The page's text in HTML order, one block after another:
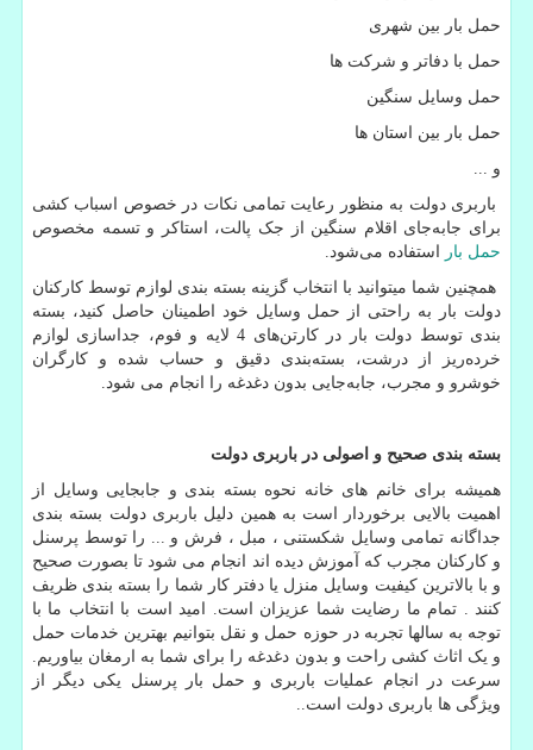
حمل بار بین شهری
حمل با دفاتر و شرکت ها
حمل وسایل سنگین
حمل بار بین استان ها
و
باربری دولت به منظور رعایت تمامی نکات در خصوص اسباب کشی
برای جابه‌جای اقلام سنگین از جک پالت، استاکر و تسمه مخصوص
حمل بار
استفاده می‌شود
همچنین شما میتوانید با انتخاب گزینه بسته بندی لوازم توسط کارکنان
دولت بار به راحتی از حمل وسایل خود اطمینان حاصل کنید، بسته
بندی توسط دولت بار در کارتن‌های 4 لایه و فوم، جداسازی لوازم
خرده‌ریز از درشت، بسته‌بندی دقیق و حساب شده و کارگران
خوشرو و مجرب، جابه‌جایی بدون دغدغه را انجام می شود
بسته بندی صحیح و اصولی در باربری دولت
همیشه برای خانم های خانه نحوه بسته بندی و جابجایی وسایل از
اهمیت بالایی برخوردار است به همین دلیل باربری دولت بسته بندی
جداگانه تمامی وسایل شکستنی ، مبل ، فرش و ... را توسط پرسنل
و کارکنان مجرب که آموزش دیده اند انجام می شود تا بصورت صحیح
و با بالاترین کیفیت وسایل منزل یا دفتر کار شما را بسته بندی ظریف
کنند . تمام ما رضایت شما عزیزان است. امید است با انتخاب ما با
توجه به سالها تجربه در حوزه حمل و نقل بتوانیم بهترین خدمات حمل
و یک اثاث کشی راحت و بدون دغدغه را برای شما به ارمغان بیاوریم.
سرعت در انجام عملیات باربری و حمل بار پرسنل یکی دیگر از
ویژگی ها باربری دولت است